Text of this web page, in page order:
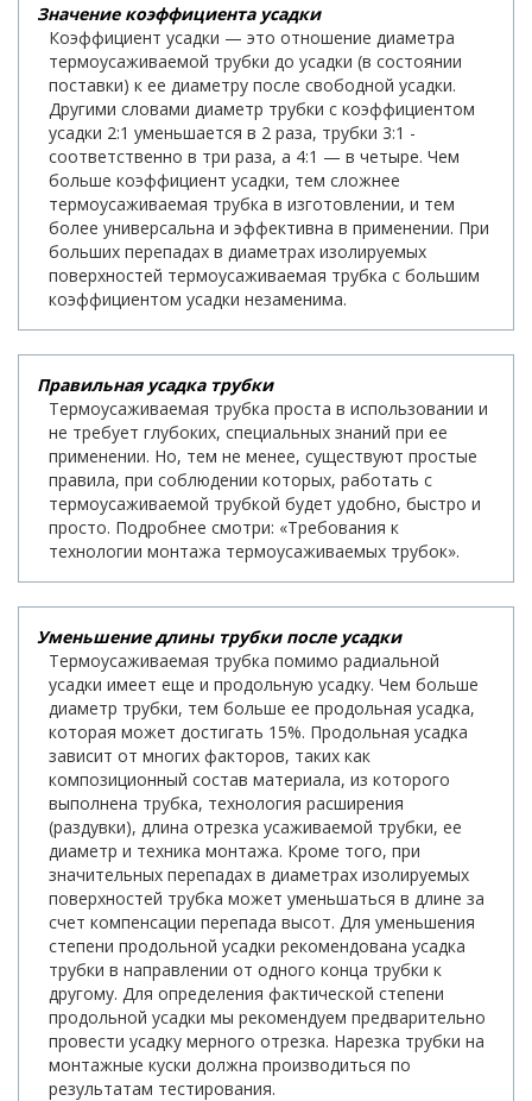
Значение коэффициента усадки
Коэффициент усадки — это отношение диаметра
термоусаживаемой трубки до усадки (в состоянии
поставки) к ее диаметру после свободной усадки.
Другими словами диаметр трубки с коэффициентом
усадки 2:1 уменьшается в 2 раза, трубки 3:1 -
соответственно в три раза, а 4:1 — в четыре. Чем
больше коэффициент усадки, тем сложнее
термоусаживаемая трубка в изготовлении, и тем
более универсальна и эффективна в применении. При
больших перепадах в диаметрах изолируемых
поверхностей термоусаживаемая трубка с большим
коэффициентом усадки незаменима.
Правильная усадка трубки
Термоусаживаемая трубка проста в использовании и
не требует глубоких, специальных знаний при ее
применении. Но, тем не менее, существуют простые
правила, при соблюдении которых, работать с
термоусаживаемой трубкой будет удобно, быстро и
просто. Подробнее смотри: «Требования к
технологии монтажа термоусаживаемых трубок».
Уменьшение длины трубки после усадки
Термоусаживаемая трубка помимо радиальной
усадки имеет еще и продольную усадку. Чем больше
диаметр трубки, тем больше ее продольная усадка,
которая может достигать 15%. Продольная усадка
зависит от многих факторов, таких как
композиционный состав материала, из которого
выполнена трубка, технология расширения
(раздувки), длина отрезка усаживаемой трубки, ее
диаметр и техника монтажа. Кроме того, при
значительных перепадах в диаметрах изолируемых
поверхностей трубка может уменьшаться в длине за
счет компенсации перепада высот. Для уменьшения
степени продольной усадки рекомендована усадка
трубки в направлении от одного конца трубки к
другому. Для определения фактической степени
продольной усадки мы рекомендуем предварительно
провести усадку мерного отрезка. Нарезка трубки на
монтажные куски должна производиться по
результатам тестирования.